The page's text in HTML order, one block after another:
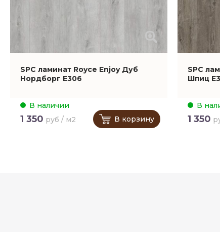
SPC ламинат Royce Enjoy Дуб
Нордборг Е306
В наличии
1 350 руб / м2 В корзину
SPC
Шпиц
В
1 350